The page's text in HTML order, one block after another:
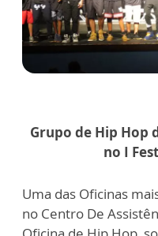
Grupo de Hip Hop
no I
Uma das Oficinas
no Centro De